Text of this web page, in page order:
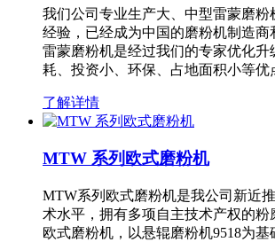
我们公司专业生产大、中型雷蒙磨粉
经验，已经成为中国的磨粉机制造商
雷蒙磨粉机是经过我们的专家优化升
耗、投资小、环保、占地面积小等
了解详情
MTW 系列欧式磨粉机
MTW系列欧式磨粉机是我公司新近
术水平，拥有多项自主技术产权的
欧式磨粉机，以悬辊磨粉机9518为